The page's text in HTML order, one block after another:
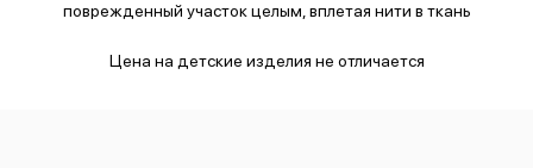
поврежденный участок целым, вплетая нити в ткань
Цена на детские изделия не отличается